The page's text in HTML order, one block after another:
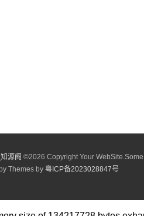
源阁​ ©2026 Copyright Your
Themes by 粤ICP备2023028847号